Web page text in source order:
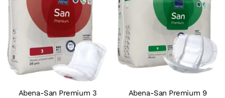
Abena-San Premium 3 Abena-San Premium 9